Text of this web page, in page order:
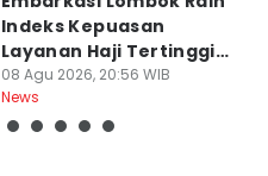
Indeks Kepuasan
Layanan Haji Tertinggi
Nasional
08 Agu 2026, 20:56 WIB
News